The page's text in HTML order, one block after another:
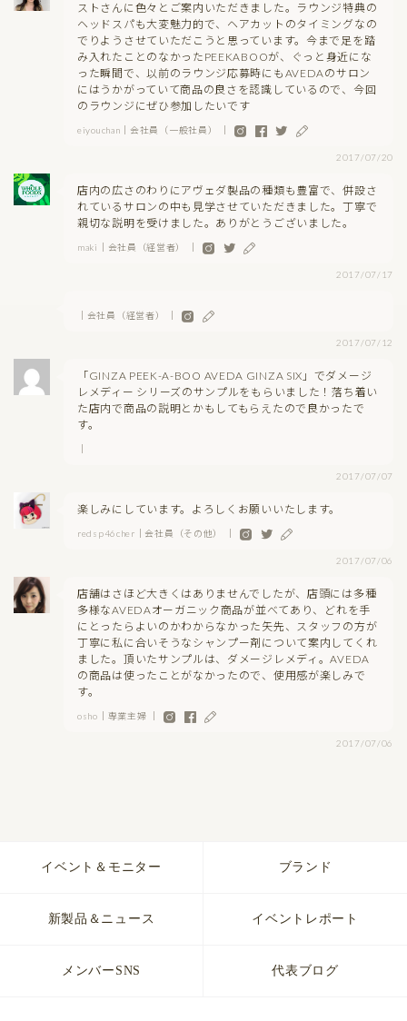
ストさんに色々とご案内いただきました。ラウンジ特典の
ヘッドスパも大変魅力的で、ヘアカットのタイミングなの
でりようさせていただこうと思っています。今まで足を踏
み入れたことのなかったPEEKABOOが、ぐっと身近にな
った瞬間で、以前のラウンジ応募時にもAVEDAのサロン
にはうかがっていて商品の良さを認識しているので、今回
のラウンジにぜひ参加したいです
eiyouchan｜会社員（一般社員） ｜
2017/07/20
店内の広さのわりにアヴェダ製品の種類も豊富で、併設さ
れているサロンの中も見学させていただきました。丁寧で
親切な説明を受けました。ありがとうございました。
maki｜会社員（経営者） ｜
2017/07/17
｜会社員（経営者） ｜
2017/07/12
「GINZA PEEK-A-BOO AVEDA GINZA SIX」でダメージ
レメディー シリーズのサンプルをもらいました！落ち着い
た店内で商品の説明とかもしてもらえたので良かったで
す。
2017/07/07
楽しみにしています。よろしくお願いいたします。
redsp46cher｜会社員（その他） ｜
2017/07/06
店舗はさほど大きくはありませんでしたが、店頭には多種
多様なAVEDAオーガニック商品が並べてあり、どれを手
にとったらよいのかわからなかった矢先、スタッフの方が
丁寧に私に合いそうなシャンプー剤について案内してくれ
ました。頂いたサンプルは、ダメージレメディ。AVEDA
の商品は使ったことがなかったので、使用感が楽しみで
す。
osho｜専業主婦 ｜
2017/07/06
イベント＆モニター ブランド
新製品＆ニュース イベントレポート
メンバーSNS 代表ブログ